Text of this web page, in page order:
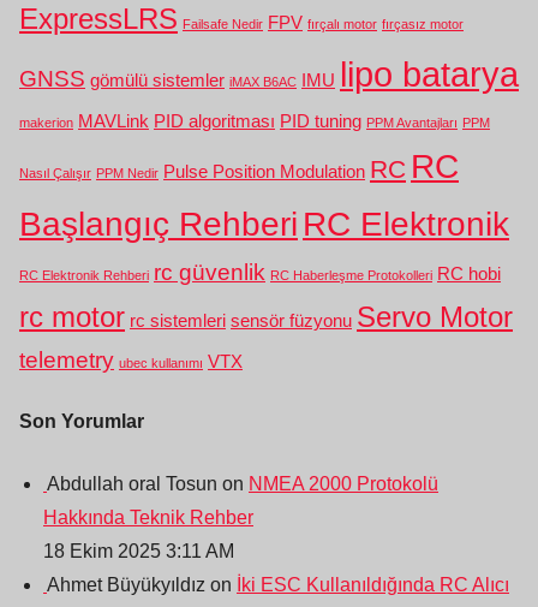
ExpressLRS Failsafe Nedir FPV fırçalı motor fırçasız motor
GNSS gömülü sistemler iMAX B6AC IMU lipo batarya
makerion MAVLink PID algoritması PID tuning PPM Avantajları PPM
Nasıl Çalışır PPM Nedir Pulse Position Modulation RC RC
Başlangıç Rehberi RC Elektronik
RC Elektronik Rehberi rc güvenlik RC Haberleşme Protokolleri RC hobi
rc motor rc sistemleri sensör füzyonu Servo Motor
telemetry ubec kullanımı VTX
Son Yorumlar
Abdullah oral Tosun on NMEA 2000 Protokolü
Hakkında Teknik Rehber
18 Ekim 2025 3:11 AM
Ahmet Büyükyıldız on
İki ESC Kullanıldığında RC Alıcı